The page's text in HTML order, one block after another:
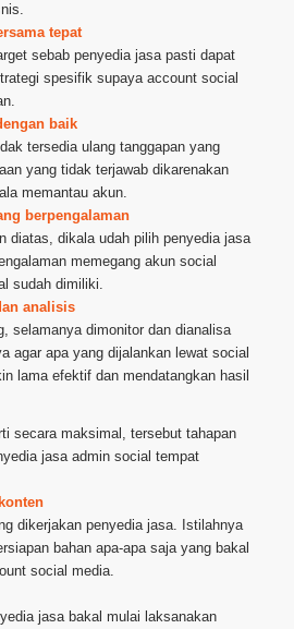
tepat
sebab penyedia jasa pasti dapat
spesifik supaya account social
baik
tersedia ulang tanggapan yang
yang tidak terjawab dikarenakan
memantau akun.
berpengalaman
diatas, dikala udah pilih penyedia jasa
memegang akun social
sudah dimiliki.
analisis
selamanya dimonitor dan dianalisa
agar apa yang dijalankan lewat social
lama efektif dan mendatangkan hasil
secara maksimal, tersebut tahapan
jasa admin social tempat
dikerjakan penyedia jasa. Istilahnya
bahan apa-apa saja yang bakal
social media.
jasa bakal mulai laksanakan